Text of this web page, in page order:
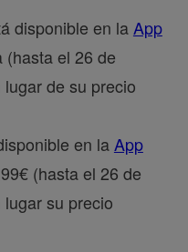
disponible en la App
(hasta el 26 de
de su precio
en la App
(hasta el 26 de
su precio